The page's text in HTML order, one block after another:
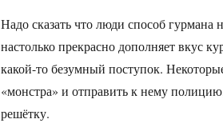
Надо сказать что люди способ
настолько прекрасно дополняет вкус
какой-то безумный поступок.
«монстра» и отправить к нему
решётку.